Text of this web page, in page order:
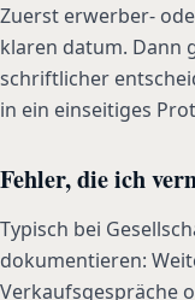
Zuerst erwerber-
klaren datum. Dann
schriftlicher
in ein einseitiges
Fehler, die ich
Typisch bei
dokumentieren:
Verkaufsgespräche